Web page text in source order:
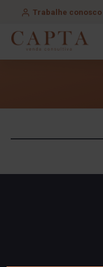
Trabalhe conosco